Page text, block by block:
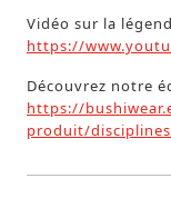
Vidéo sur la
https://
Découvrez notre
https://
produit/